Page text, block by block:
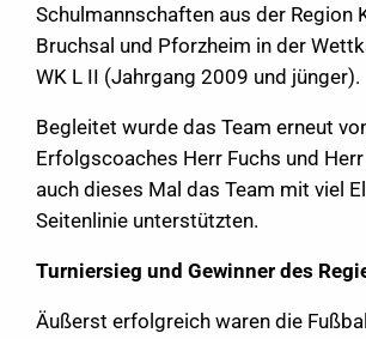
Schulmannschaften aus der Region
Bruchsal und Pforzheim in der
WK L II (Jahrgang 2009 und jünger).
Begleitet wurde das Team erneut
Erfolgscoaches Herr Fuchs und
auch dieses Mal das Team mit viel
Seitenlinie unterstützten.
Turniersieg und Gewinner des
Äußerst erfolgreich waren die